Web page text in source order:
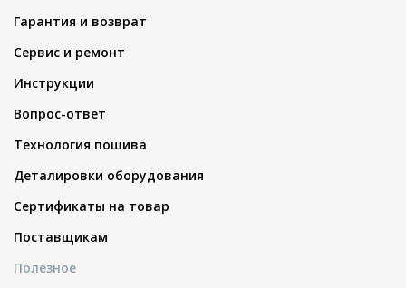
Гарантия и возврат
Сервис и ремонт
Инструкции
Вопрос-ответ
Технология пошива
Деталировки оборудования
Сертификаты на товар
Поставщикам
Полезное